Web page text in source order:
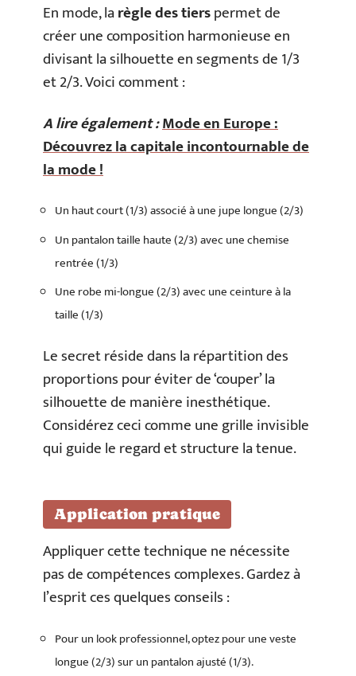
En mode, larègle des tierspermet de
créer une composition harmonieuse en
divisant la silhouette en segments de 1/3
et 2/3. Voici comment :
A lire également :Mode en Europe :
Découvrez la capitale incontournable de
la mode !
Un haut court (1/3) associé à une jupe longue (2/3)
Un pantalon taille haute (2/3) avec une chemise
rentrée (1/3)
Une robe mi-longue (2/3) avec une ceinture à la
taille (1/3)
Le secret réside dans la répartition des
proportions pour éviter de ‘couper’ la
silhouette de manière inesthétique.
Considérez ceci comme une grille invisible
qui guide le regard et structure la tenue.
Application pratique
Appliquer cette technique ne nécessite
pas de compétences complexes. Gardez à
l’esprit ces quelques conseils :
Pour un look professionnel, optez pour une veste
longue (2/3) sur un pantalon ajusté (1/3).